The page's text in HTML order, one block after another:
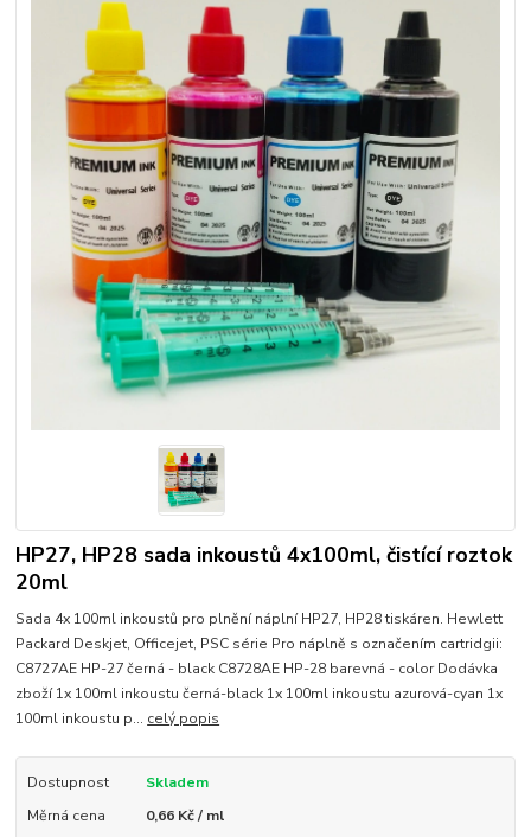
HP27, HP28 sada inkoustů 4x100ml, čistící roztok
20ml
Sada 4x 100ml inkoustů pro plnění náplní HP27, HP28 tiskáren. Hewlett
Packard Deskjet, Officejet, PSC série Pro náplně s označením cartridgii:
C8727AE HP-27 černá - black C8728AE HP-28 barevná - color Dodávka
zboží 1x 100ml inkoustu černá-black 1x 100ml inkoustu azurová-cyan 1x
100ml inkoustu p... celý popis
Dostupnost
Skladem
Měrná cena
0,66 Kč / ml